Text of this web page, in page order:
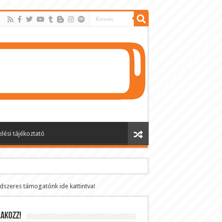
tájékoztató
támogatónk ide kattintva!